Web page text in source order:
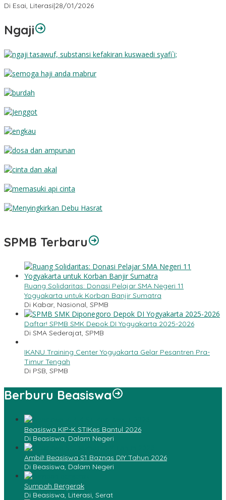
Di Esai, Literasi|28/01/2026
Ngaji
SPMB Terbaru
Ruang Solidaritas: Donasi Pelajar SMA Negeri 11
Yogyakarta untuk Korban Banjir Sumatra
Di Kabar, Nasional, SPMB
Daftar! SPMB SMK Depok DI Yogyakarta 2025-2026
Di SMA Sederajat, SPMB
IKANU Training Center Yogyakarta Gelar Pesantren Pra-
Timur Tengah
Di PSB, SPMB
Berburu Beasiswa
Beasiswa KIP-K STIKes Bantul 2026
Di Beasiswa, Dalam Negeri
Ambil! Beasiswa S1 Baznas DIY Tahun 2026
Di Beasiswa, Dalam Negeri
Sumpah Bergerak
Di Beasiswa, Literasi, Serat